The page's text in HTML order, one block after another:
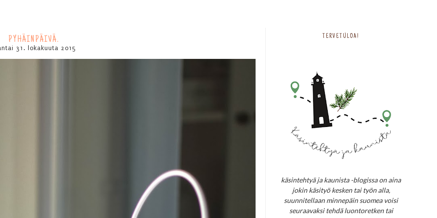
PYHÄINPÄIVÄ.
31. lokakuuta 2015
TERVETULOA!
käsintehtyä ja kaunista -blogissa on aina
jokin käsityö kesken tai työn alla,
suunnitellaan minnepäin suomea voisi
seuraavaksi tehdä luontoretken tai